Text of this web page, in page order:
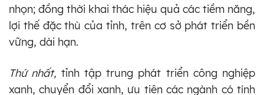
nhọn; đồng thời khai thác hiệu quả các tiềm năng,
lợi thế đặc thù của tỉnh, trên cơ sở phát triển bền
vững, dài hạn.
Thứ nhất, tỉnh tập trung phát triển công nghiệp
xanh, chuyển đổi xanh, ưu tiên các ngành có tính